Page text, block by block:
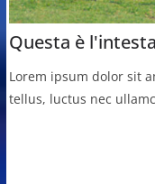
Questa è
Lorem ipsum dolor sit
tellus, luctus nec